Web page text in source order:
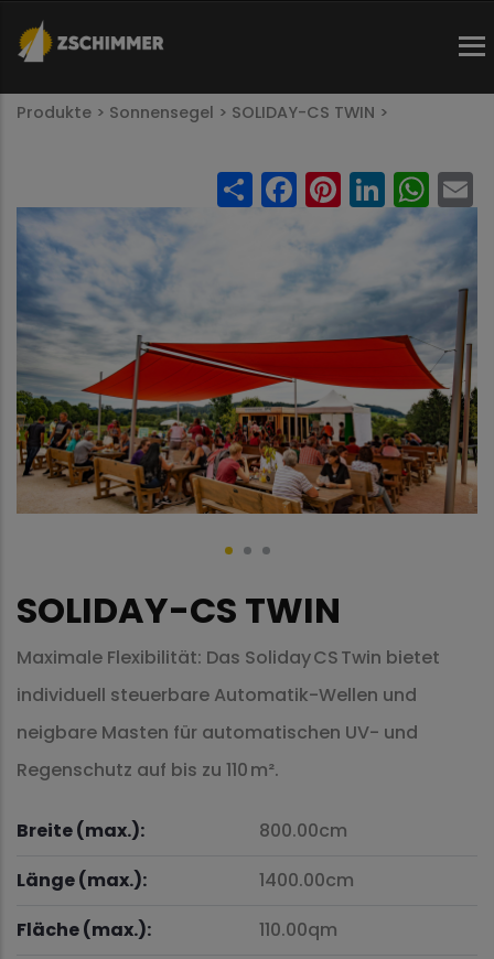
Direkt
zum
Inhalt
Pfadnavigation
Produkte > Sonnensegel > SOLIDAY-CS TWIN >
Share
Facebook
SOLIDAY-CS TWIN
Maximale Flexibilität: Das Soliday CS Twin bietet
individuell steuerbare Automatik-Wellen und
neigbare Masten für automatischen UV- und
Regenschutz auf bis zu 110 m².
Breite (max.):
800.00cm
Länge (max.):
1400.00cm
Fläche (max.):
110.00qm